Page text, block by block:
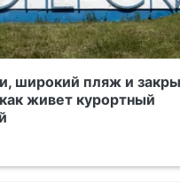
широкий пляж и
живет курортный